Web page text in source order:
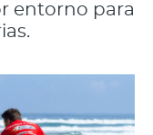
entorno para